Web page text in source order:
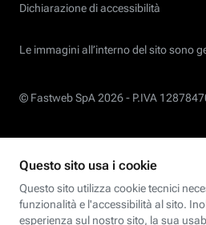
Dichiarazione di accessibilità
Le immagini all’interno del sito sono
© Fastweb SpA 2026 - P.IVA